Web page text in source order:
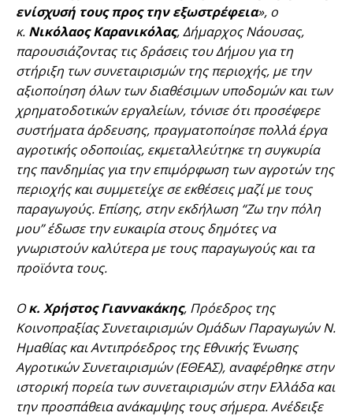
ενίσχυσή τους προς την εξωστρέφεια», ο
κ. Νικόλαος Καρανικόλας, Δήμαρχος Νάουσας,
παρουσιάζοντας τις δράσεις του Δήμου για τη
στήριξη των συνεταιρισμών της περιοχής, με την
αξιοποίηση όλων των διαθέσιμων υποδομών και των
χρηματοδοτικών εργαλείων, τόνισε ότι προσέφερε
συστήματα άρδευσης, πραγματοποίησε πολλά έργα
αγροτικής οδοποιίας, εκμεταλλεύτηκε τη συγκυρία
της πανδημίας για την επιμόρφωση των αγροτών της
περιοχής και συμμετείχε σε εκθέσεις μαζί με τους
παραγωγούς. Επίσης, στην εκδήλωση “Ζω την πόλη
μου” έδωσε την ευκαιρία στους δημότες να
γνωριστούν καλύτερα με τους παραγωγούς και τα
προϊόντα τους.
Οκ. Χρήστος Γιαννακάκης, Πρόεδρος της
Κοινοπραξίας Συνεταιρισμών Ομάδων Παραγωγών Ν.
Ημαθίας και Αντιπρόεδρος της Εθνικής Ένωσης
Αγροτικών Συνεταιρισμών (ΕΘΕΑΣ), αναφέρθηκε στην
ιστορική πορεία των συνεταιρισμών στην Ελλάδα και
την προσπάθεια ανάκαμψης τους σήμερα. Ανέδειξε